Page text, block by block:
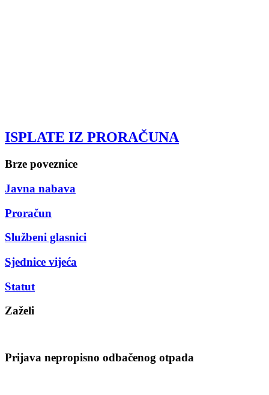
ISPLATE IZ PRORAČUNA
Brze poveznice
Javna nabava
Proračun
Službeni glasnici
Sjednice vijeća
Statut
Zaželi
Prijava nepropisno odbačenog otpada